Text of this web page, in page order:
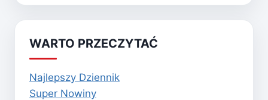
WARTO PRZECZYTAĆ
Najlepszy Dziennik
Super Nowiny